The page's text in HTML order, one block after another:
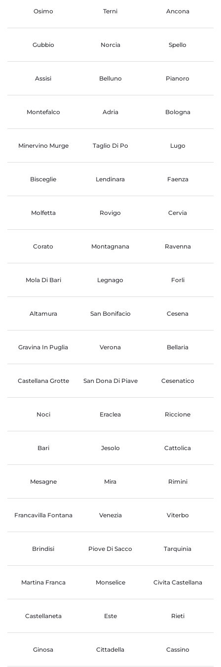
Osimo Terni Ancona
Gubbio Norcia Spello
Assisi Belluno Pianoro
Montefalco Adria Bologna
Minervino Murge Taglio Di Po Lugo
Bisceglie Lendinara Faenza
Molfetta Rovigo Cervia
Corato Montagnana Ravenna
Mola Di Bari Legnago Forli
Altamura San Bonifacio Cesena
Gravina In Puglia Verona Bellaria
Castellana Grotte San Dona Di Piave Cesenatico
Noci Eraclea Riccione
Bari Jesolo Cattolica
Mesagne Mira Rimini
Francavilla Fontana Venezia Viterbo
Brindisi Piove Di Sacco Tarquinia
Martina Franca Monselice Civita Castellana
Castellaneta Este Rieti
Ginosa Cittadella Cassino